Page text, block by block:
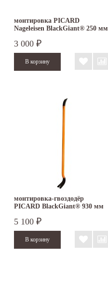
монтировка PICARD
Nageleisen BlackGiant® 250 мм
3 000 ₽
монтировка-гвоздодёр
PICARD BlackGiant® 930 мм
5 100 ₽